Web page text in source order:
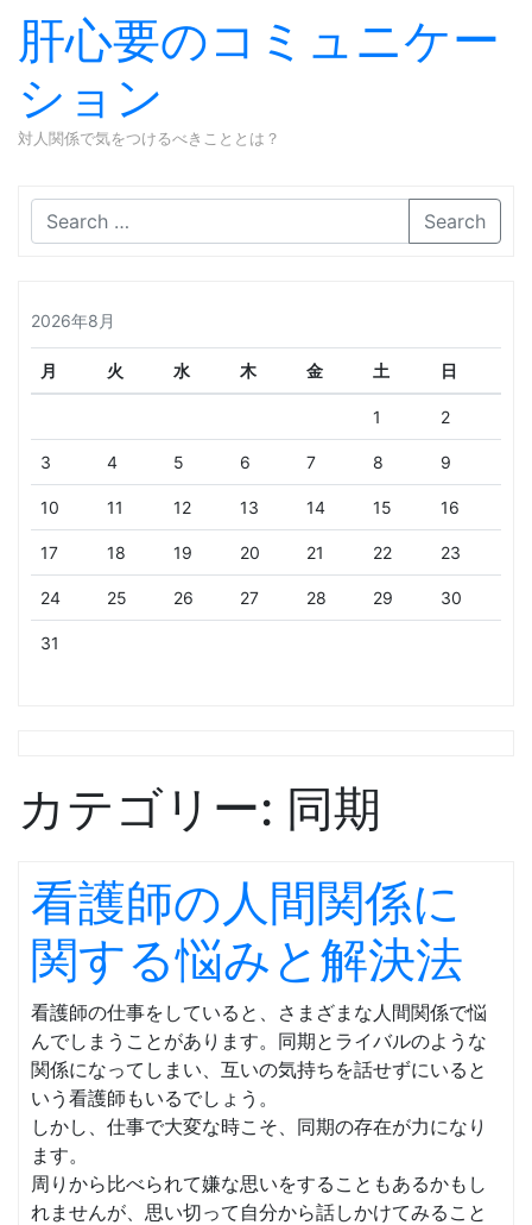
肝心要のコミュニケー
ション
対人関係で気をつけるべきこととは？
Search
2026年8月
月 火 水 木 金 土 日
1 2
3 4 5 6 7 8 9
10 11 12 13 14 15 16
17 18 19 20 21 22 23
24 25 26 27 28 29 30
31
カテゴリー: 同期
看護師の人間関係に
関する悩みと解決法
看護師の仕事をしていると、さまざまな人間関係で悩
んでしまうことがあります。同期とライバルのような
関係になってしまい、互いの気持ちを話せずにいると
いう看護師もいるでしょう。
しかし、仕事で大変な時こそ、同期の存在が力になり
ます。
周りから比べられて嫌な思いをすることもあるかもし
れませんが、思い切って自分から話しかけてみること